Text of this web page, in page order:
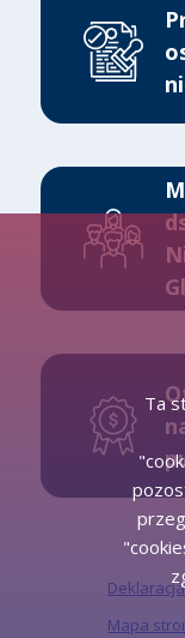
Mapa
Ta